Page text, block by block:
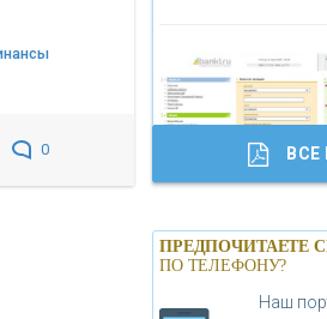
0
«ТРАСТ»
БАНК»
Банки.ру
19 лет -
ПРЕДПОЧИТАЕТЕ
ПО ТЕЛЕФОНУ?
Наш